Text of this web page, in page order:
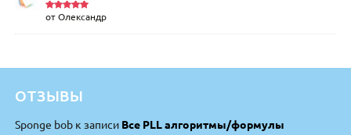
Оценка5
от Олександр
ОТЗЫВЫ
Sponge bob к записи Все PLL алгоритмы/формулы